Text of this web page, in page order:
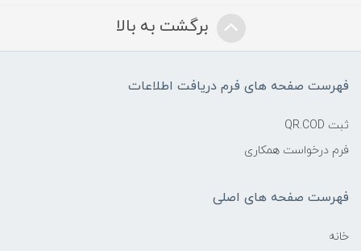
برگشت به بالا
فهرست صفحه های فرم دریافت اطلاعات
ثبت QR.COD
فرم درخواست همکاری
فهرست صفحه های اصلی
خانه